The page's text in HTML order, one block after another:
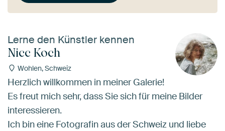
Lerne den Künstler kennen
Nicc Koch
Wohlen, Schweiz
Herzlich willkommen in meiner Galerie!
Es freut mich sehr, dass Sie sich für meine Bilder
interessieren.
Ich bin eine Fotografin aus der Schweiz und liebe